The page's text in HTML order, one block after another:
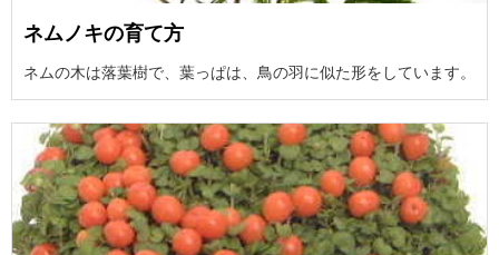
ネムノキの育て方
ネムの木は落葉樹で、葉っぱは、鳥の羽に似た形をしています。